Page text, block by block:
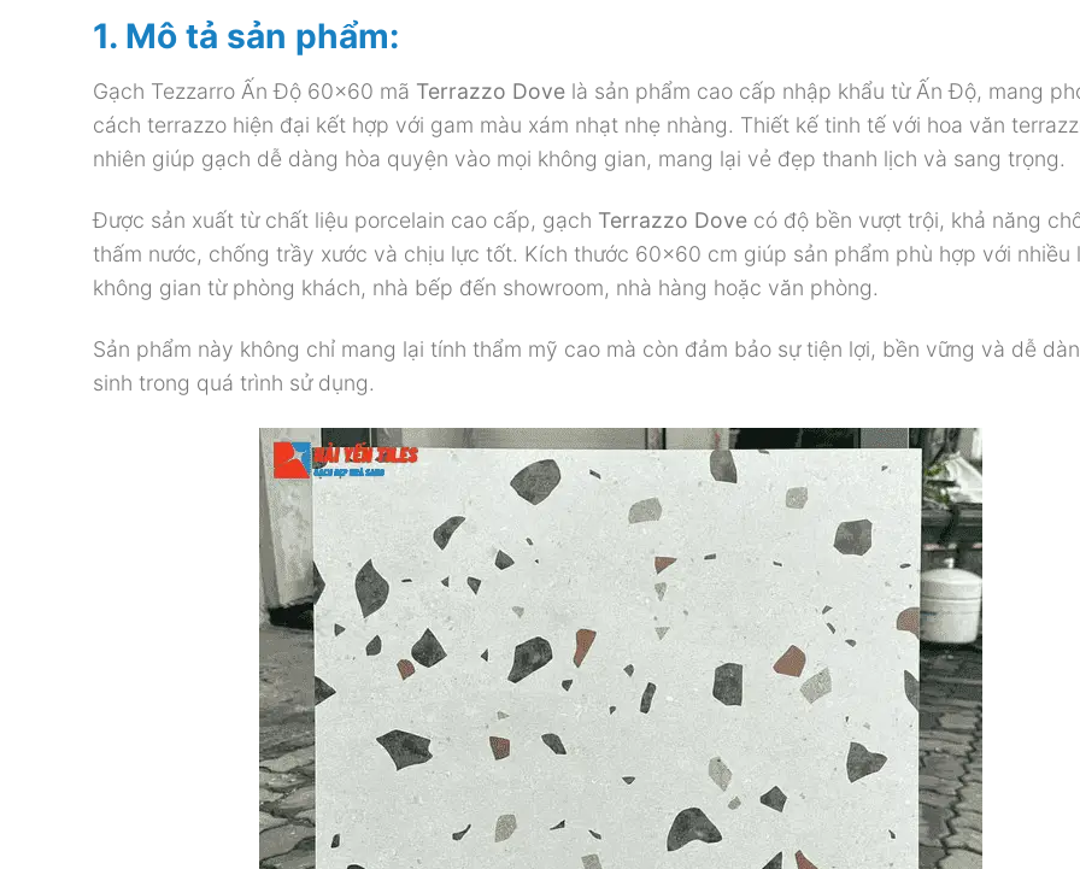
1. Mô tả sản phẩm:
Gạch Tezzarro Ấn Độ 60×60 mã Terrazzo Dove là sản phẩm cao cấp nhập khẩu từ Ấn Độ, mang
cách terrazzo hiện đại kết hợp với gam màu xám nhạt nhẹ nhàng. Thiết kế tinh tế với hoa văn
nhiên giúp gạch dễ dàng hòa quyện vào mọi không gian, mang lại vẻ đẹp thanh lịch và sang trọng.
Được sản xuất từ chất liệu porcelain cao cấp, gạch Terrazzo Dove có độ bền vượt trội, khả năng
thấm nước, chống trầy xước và chịu lực tốt. Kích thước 60×60 cm giúp sản phẩm phù hợp với nhiều
không gian từ phòng khách, nhà bếp đến showroom, nhà hàng hoặc văn phòng.
Sản phẩm này không chỉ mang lại tính thẩm mỹ cao mà còn đảm bảo sự tiện lợi, bền vững và dễ
sinh trong quá trình sử dụng.